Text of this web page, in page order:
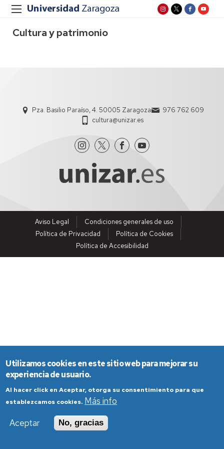
Cultura y patrimonio
Pza. Basilio Paraíso, 4. 50005 Zaragoza
976 762 609
cultura@unizar.es
Aviso Legal
Condiciones generales de uso
Política de Privacidad
Política de Cookies
Política de Accesibilidad
Utilizamos cookies en este sitio web para mejorar su
experiencia de usuario.
Al hacer click en Aceptar, otorga su consentimiento para que
establezcamos cookies. Más info
Aceptar
No, gracias